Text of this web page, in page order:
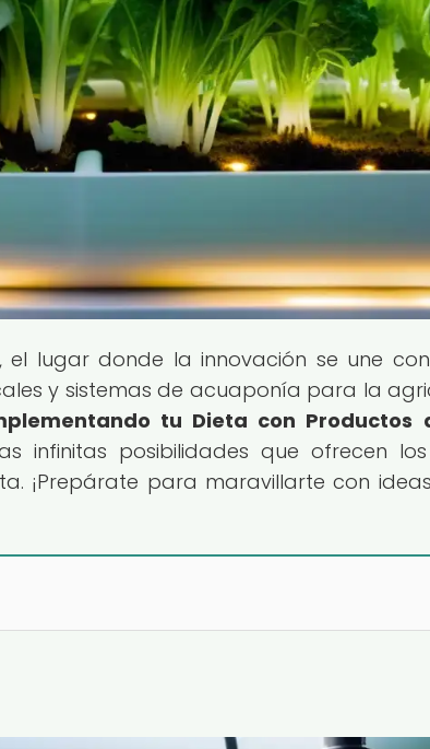
, el lugar donde la innovación se une
y sistemas de acuaponía para la
tu Dieta con Productos
infinitas posibilidades que ofrecen
¡Prepárate para maravillarte con